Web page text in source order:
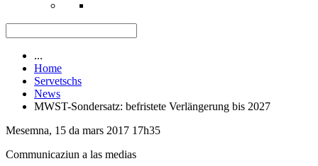
...
Home
Servetschs
News
MWST-Sondersatz: befristete Verlängerung bis 2027
Mesemna, 15 da mars 2017 17h35
Communicaziun a las medias